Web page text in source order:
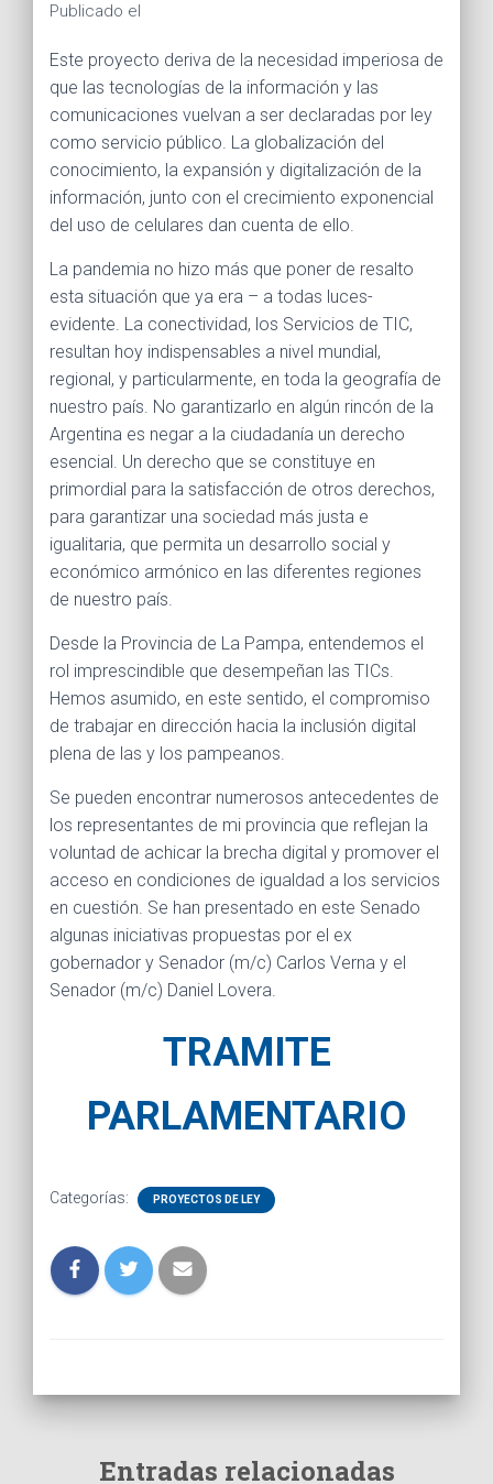
Publicado el
Este proyecto deriva de la necesidad imperiosa de
que las tecnologías de la información y las
comunicaciones vuelvan a ser declaradas por ley
como servicio público. La globalización del
conocimiento, la expansión y digitalización de la
información, junto con el crecimiento exponencial
del uso de celulares dan cuenta de ello.
La pandemia no hizo más que poner de resalto
esta situación que ya era – a todas luces-
evidente. La conectividad, los Servicios de TIC,
resultan hoy indispensables a nivel mundial,
regional, y particularmente, en toda la geografía de
nuestro país. No garantizarlo en algún rincón de la
Argentina es negar a la ciudadanía un derecho
esencial. Un derecho que se constituye en
primordial para la satisfacción de otros derechos,
para garantizar una sociedad más justa e
igualitaria, que permita un desarrollo social y
económico armónico en las diferentes regiones
de nuestro país.
Desde la Provincia de La Pampa, entendemos el
rol imprescindible que desempeñan las TICs.
Hemos asumido, en este sentido, el compromiso
de trabajar en dirección hacia la inclusión digital
plena de las y los pampeanos.
Se pueden encontrar numerosos antecedentes de
los representantes de mi provincia que reflejan la
voluntad de achicar la brecha digital y promover el
acceso en condiciones de igualdad a los servicios
en cuestión. Se han presentado en este Senado
algunas iniciativas propuestas por el ex
gobernador y Senador (m/c) Carlos Verna y el
Senador (m/c) Daniel Lovera.
TRAMITE
PARLAMENTARIO
Categorías: PROYECTOS DE LEY
Entradas relacionadas